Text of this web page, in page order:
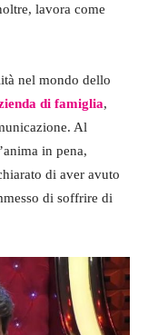
lavora come
nel mondo dello
di famiglia,
Al
in pena,
di aver avuto
di soffrire di